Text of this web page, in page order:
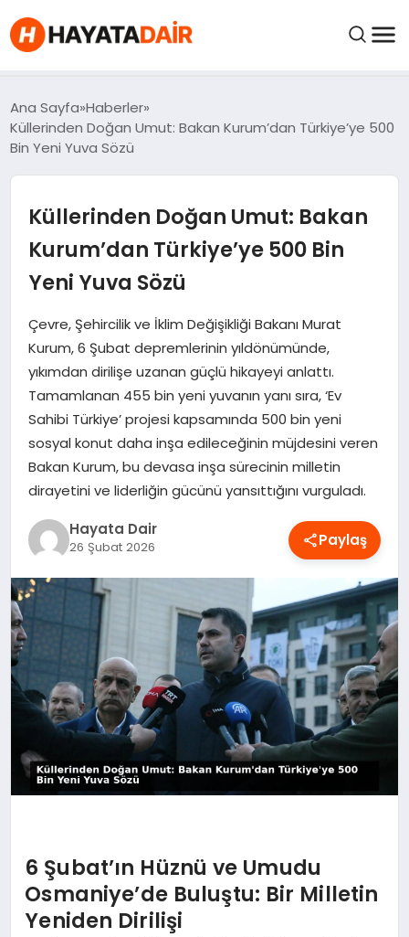
FIYATLAR
HABERLER
İNCELEMELER
KIMDIR?
NEDIR?
OYUN
RÜYA TABIRLERI
SAĞLIK
TEKNOLOJI
Ana Sayfa Haberler
Küllerinden Doğan Umut: Bakan Kurum’dan Türkiye’ye 500
Bin Yeni Yuva Sözü
Küllerinden Doğan Umut: Bakan
Kurum’dan Türkiye’ye 500 Bin
Yeni Yuva Sözü
Çevre, Şehircilik ve İklim Değişikliği Bakanı Murat
Kurum, 6 Şubat depremlerinin yıldönümünde,
yıkımdan dirilişe uzanan güçlü hikayeyi anlattı.
Tamamlanan 455 bin yeni yuvanın yanı sıra, ‘Ev
Sahibi Türkiye’ projesi kapsamında 500 bin yeni
sosyal konut daha inşa edileceğinin müjdesini veren
Bakan Kurum, bu devasa inşa sürecinin milletin
dirayetini ve liderliğin gücünü yansıttığını vurguladı.
Hayata Dair
26 Şubat 2026 Paylaş
6 Şubat’ın Hüznü ve Umudu
Osmaniye’de Buluştu: Bir Milletin
Yeniden Dirilişi